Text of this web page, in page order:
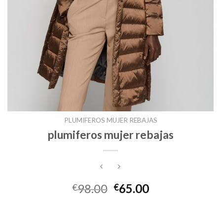
PLUMIFEROS MUJER REBAJAS
plumiferos mujer rebajas
€98.00 €65.00